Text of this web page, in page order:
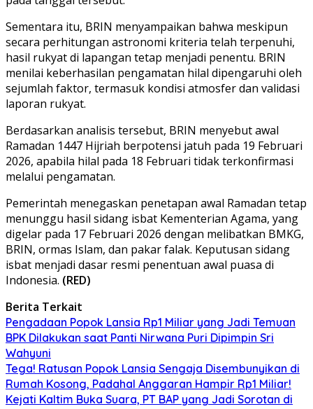
Sementara itu, BRIN menyampaikan bahwa meskipun
secara perhitungan astronomi kriteria telah terpenuhi,
hasil rukyat di lapangan tetap menjadi penentu. BRIN
menilai keberhasilan pengamatan hilal dipengaruhi oleh
sejumlah faktor, termasuk kondisi atmosfer dan validasi
laporan rukyat.
Berdasarkan analisis tersebut, BRIN menyebut awal
Ramadan 1447 Hijriah berpotensi jatuh pada 19 Februari
2026, apabila hilal pada 18 Februari tidak terkonfirmasi
melalui pengamatan.
Pemerintah menegaskan penetapan awal Ramadan tetap
menunggu hasil sidang isbat Kementerian Agama, yang
digelar pada 17 Februari 2026 dengan melibatkan BMKG,
BRIN, ormas Islam, dan pakar falak. Keputusan sidang
isbat menjadi dasar resmi penentuan awal puasa di
Indonesia. (RED)
Berita Terkait
Pengadaan Popok Lansia Rp1 Miliar yang Jadi Temuan
BPK Dilakukan saat Panti Nirwana Puri Dipimpin Sri
Wahyuni
Tega! Ratusan Popok Lansia Sengaja Disembunyikan di
Rumah Kosong, Padahal Anggaran Hampir Rp1 Miliar!
Kejati Kaltim Buka Suara, PT BAP yang Jadi Sorotan di